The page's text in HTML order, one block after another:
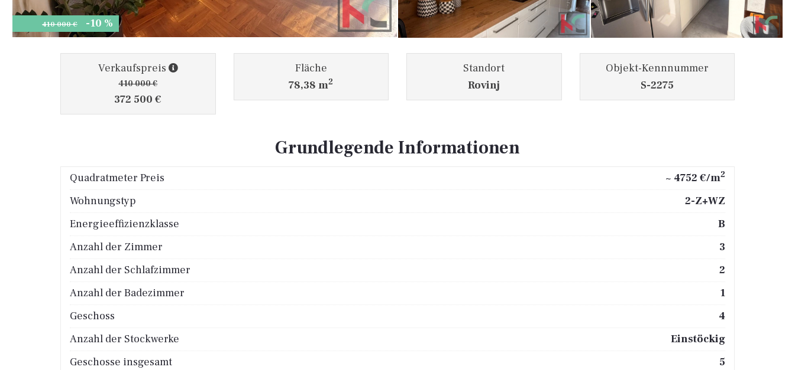
410 000 € -10 %
Verkaufspreis
410 000 €
372 500 €
Fläche
78,38 m2
Standort
Rovinj
Objekt-Kennnummer
S-2275
Grundlegende Informationen
Quadratmeter Preis ~ 4752 €/m2
Wohnungstyp
2-Z+WZ
Energieeffizienzklasse
B
Anzahl der Zimmer
3
Anzahl der Schlafzimmer
2
Anzahl der Badezimmer
1
Geschoss
4
Anzahl der Stockwerke
Einstöckig
Geschosse insgesamt
5